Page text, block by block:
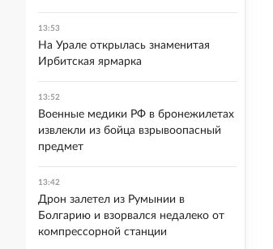
13:53
На Урале открылась знаменитая
Ирбитская ярмарка
13:52
Военные медики РФ в бронежилетах
извлекли из бойца взрывоопасный
предмет
13:42
Дрон залетел из Румынии в
Болгарию и взорвался недалеко от
компрессорной станции